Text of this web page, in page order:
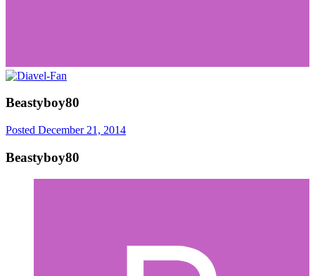
Beastyboy80
Posted December 21, 2014
Beastyboy80